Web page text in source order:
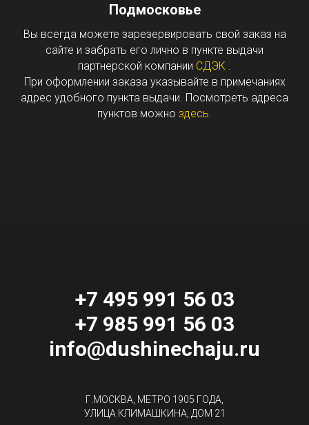
Подмосковье
Вы всегда можете зарезервировать свой заказ на
сайте и забрать его лично в пункте выдачи
партнерской компании СДЭК
При оформлении заказа указывайте в примечаниях
адрес удобного пункта выдачи. Посмотреть адреса
пунктов можно здесь
+7 495 991 56 03
+7 985 991 56 03
info@dushinechaju.ru
Г.МОСКВА, МЕТРО 1905 ГОДА,
УЛИЦА КЛИМАШКИНА, ДОМ 21